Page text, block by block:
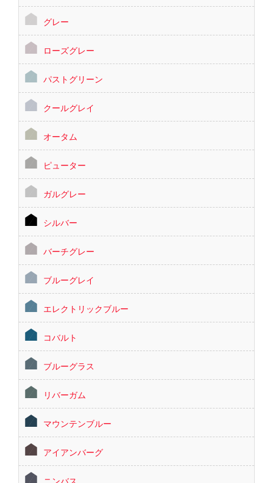
グレー
ローズグレー
パストグリーン
クールグレイ
オータム
ピューター
ガルグレー
シルバー
バーチグレー
ブルーグレイ
エレクトリックブルー
コバルト
ブルーグラス
リバーガム
マウンテンブルー
アイアンバーグ